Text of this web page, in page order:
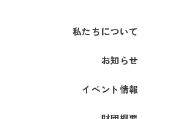
私たちについて
お知らせ
イベント情報